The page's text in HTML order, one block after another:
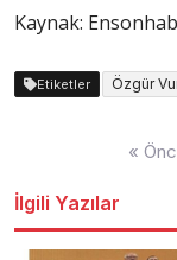
Kaynak:
Etiketler Özgür
«
İlgili Yazılar